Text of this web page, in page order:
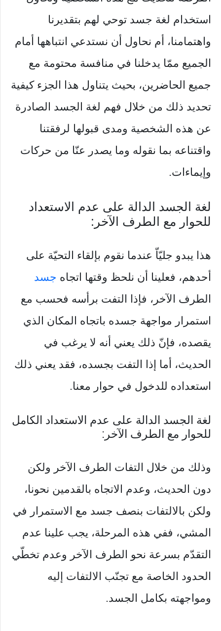
استخدام لغة جسد توحي لهم بتقديرنا
واهتمامنا، أم نحاول أن نستدعي انتباهها أمام
الجميع ممّا يدخلنا في منافسة محتومة مع
جميع الحاضرين، بحيث يتناول هذا الجزء كيفية
تحديد ذلك من خلال فهم لغة الجسد الصادرة
عن هذه الشخصية ومدى قبولها لرفقتنا
واقتناعه بما نقوله وما يصدر عنّا من حركات
وإيماءات.
لغة الجسد الدالة على عدم الاستعداد
للحوار مع الطرف الآخر:
هذا يبدو جليّاّ عندما نقوم بإلقاء التحيّة على
أحدهم، فعلينا أن نلحظ وقتها اتجاه جسد
الطرف الآخر، فإذا التفت برأسه فحسب مع
استمرار مواجهة جسده باتجاه المكان الذي
يقصده، فإنّ ذلك يعني أنه لا يرغب في
الحديث، أما إذا التفت بجسده، فقد يعني ذلك
استعداده للدخول في حوار معنا.
لغة الجسد الدالة على عدم الاستعداد الكامل
للحوار مع الطرف الآخر:
وذلك من خلال التفات الطرف الآخر ولكن
دون الحديث، وعدم الاتجاه بالقدمين نحونا،
ولكن بالالتفات بنصف جسد مع الاستمرار في
المشي، ففي هذه المرحلة، يجب علينا عدم
التقدّم بسرعة نحو الطرف الآخر وعدم تخطّي
الحدود الخاصة مع تجنّب الالتفات إليه
ومواجهته بكامل الجسد.